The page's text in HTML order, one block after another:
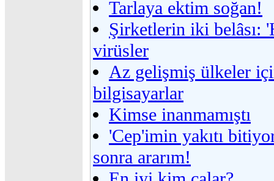
Tarlaya ektim soğan!
Şirketlerin iki belâsı:
virüsler
Az gelişmiş ülkeler
bilgisayarlar
Kimse inanmamıştı
'Cep'imin yakıtı
sonra ararım!